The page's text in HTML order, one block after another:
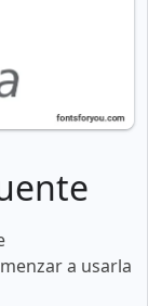
a usarla